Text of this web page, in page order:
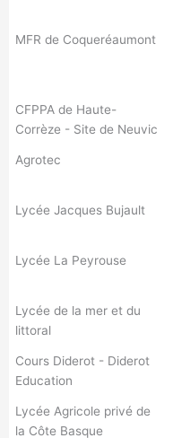
MFR de Coqueréaumont
CFPPA de Haute-
Corrèze - Site de Neuvic
Agrotec
Lycée Jacques Bujault
Lycée La Peyrouse
Lycée de la mer et du
littoral
Cours Diderot - Diderot
Education
Lycée Agricole privé de
la Côte Basque